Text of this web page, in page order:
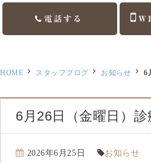
電話する
診療案
HOME スタッフブログ お知らせ 6
6月26日（金曜日）
2026年6月25日 お知らせ